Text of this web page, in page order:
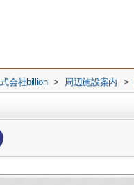
会社billion > 周辺施設案内 >